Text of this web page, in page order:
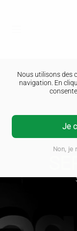
Nous utilisons des
navigation. En
Je
Non, je